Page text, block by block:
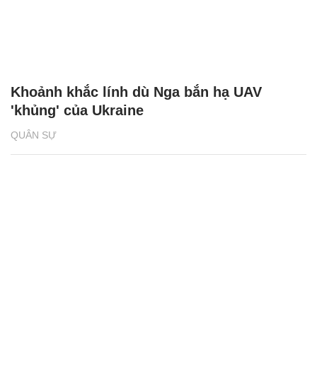
QUÂN SỰ
Khoảnh khắc lính dù Nga bắn hạ UAV
'khủng' của Ukraine